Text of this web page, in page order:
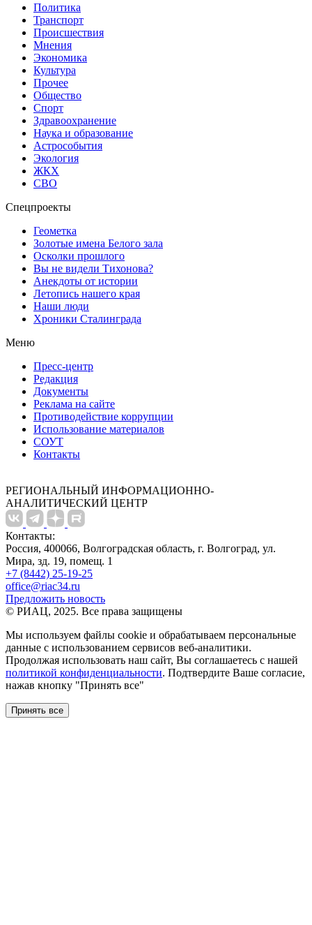
Политика
Транспорт
Происшествия
Мнения
Экономика
Культура
Прочее
Общество
Спорт
Здравоохранение
Наука и образование
Астрособытия
Экология
ЖКХ
СВО
Спецпроекты
Геометка
Золотые имена Белого зала
Осколки прошлого
Вы не видели Тихонова?
Анекдоты от истории
Летопись нашего края
Наши люди
Хроники Сталинграда
Меню
Пресс-центр
Редакция
Документы
Реклама на сайте
Противодействие коррупции
Использование материалов
СОУТ
Контакты
РЕГИОНАЛЬНЫЙ ИНФОРМАЦИОННО-
АНАЛИТИЧЕСКИЙ ЦЕНТР
Контакты:
Россия, 400066, Волгоградская область, г. Волгоград, ул.
Мира, зд. 19, помещ. 1
+7 (8442) 25-19-25
office@riac34.ru
Предложить новость
© РИАЦ, 2025. Все права защищены
Мы используем файлы сookie и обрабатываем персональные
данные с использованием сервисов веб-аналитики.
Продолжая использовать наш сайт, Вы соглашаетесь с нашей
политикой конфиденциальности. Подтвердите Ваше согласие,
нажав кнопку "Принять все"
Принять все